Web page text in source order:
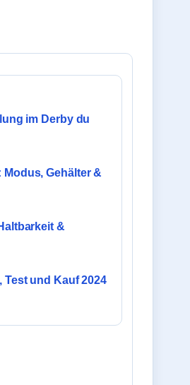
im Derby du
Modus, Gehälter &
&
Test und Kauf 2024